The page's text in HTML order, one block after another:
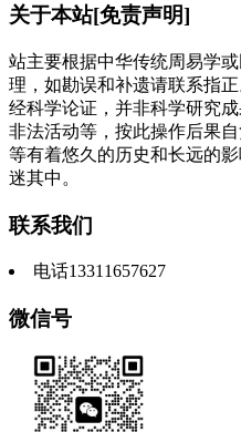
关于本站[免责声明]
站主要根据中华传统周易学
理，如勘误和补遗请联系指
经科学论证，并非科学研究
非法活动等，按此操作后果
等有着悠久的历史和长远的
迷其中。
联系我们
电话13311657627
微信号